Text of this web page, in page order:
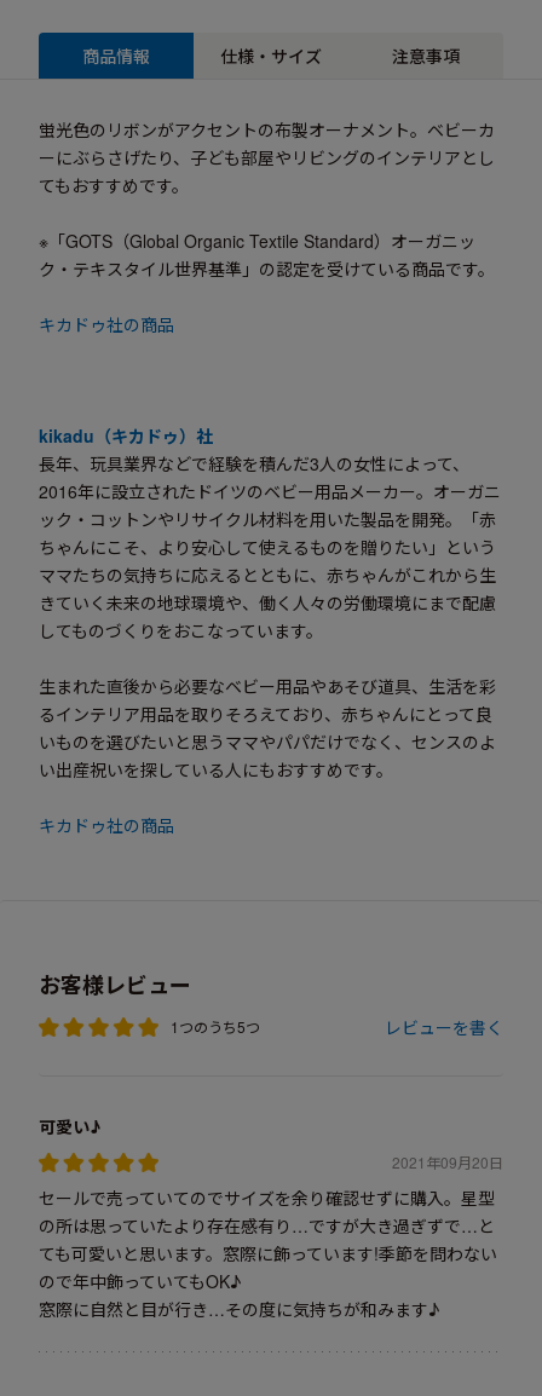
商品情報 仕様・サイズ 注意事項
蛍光色のリボンがアクセントの布製オーナメント。ベビーカ
ーにぶらさげたり、子ども部屋やリビングのインテリアとし
てもおすすめです。
※「GOTS（Global Organic Textile Standard）オーガニッ
ク・テキスタイル世界基準」の認定を受けている商品です。
キカドゥ社の商品
kikadu（キカドゥ）社
長年、玩具業界などで経験を積んだ3人の女性によって、
2016年に設立されたドイツのベビー用品メーカー。オーガニ
ック・コットンやリサイクル材料を用いた製品を開発。「赤
ちゃんにこそ、より安心して使えるものを贈りたい」という
ママたちの気持ちに応えるとともに、赤ちゃんがこれから生
きていく未来の地球環境や、働く人々の労働環境にまで配慮
してものづくりをおこなっています。
生まれた直後から必要なベビー用品やあそび道具、生活を彩
るインテリア用品を取りそろえており、赤ちゃんにとって良
いものを選びたいと思うママやパパだけでなく、センスのよ
い出産祝いを探している人にもおすすめです。
キカドゥ社の商品
お客様レビュー
1つのうち5つ レビューを書く
可愛い♪
2021年09月20日
セールで売っていてのでサイズを余り確認せずに購入。星型
の所は思っていたより存在感有り…ですが大き過ぎずで…と
ても可愛いと思います。窓際に飾っています!季節を問わない
ので年中飾っていてもOK♪
窓際に自然と目が行き…その度に気持ちが和みます♪